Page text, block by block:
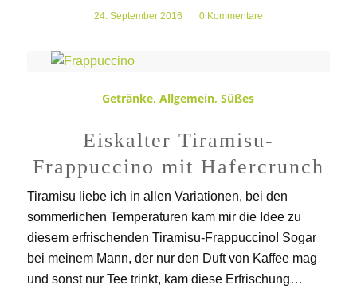
24. September 2016
/ 0 Kommentare
Getränke,Allgemein,Süßes
Eiskalter Tiramisu-
Frappuccino mit Hafercrunch
Tiramisu liebe ich in allen Variationen, bei den
sommerlichen Temperaturen kam mir die Idee zu
diesem erfrischenden Tiramisu-Frappuccino! Sogar
bei meinem Mann, der nur den Duft von Kaffee mag
und sonst nur Tee trinkt, kam diese Erfrischung…